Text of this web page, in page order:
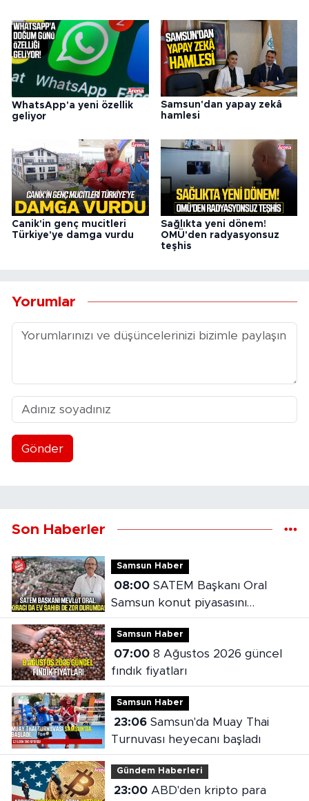
WhatsApp'a yeni özellik
geliyor
Samsun'dan yapay zekâ
hamlesi
Canik'in genç mucitleri
Türkiye'ye damga vurdu
Sağlıkta yeni dönem!
OMÜ'den radyasyonsuz
teşhis
Yorumlar
Gönder
Son Haberler
Samsun Haber
08:00SATEM Başkanı Oral
Samsun konut piyasasını
değerlendirdi
Samsun Haber
07:008 Ağustos 2026 güncel
fındık fiyatları
Samsun Haber
23:06Samsun'da Muay Thai
Turnuvası heyecanı başladı
Gündem Haberleri
23:00ABD'den kripto para